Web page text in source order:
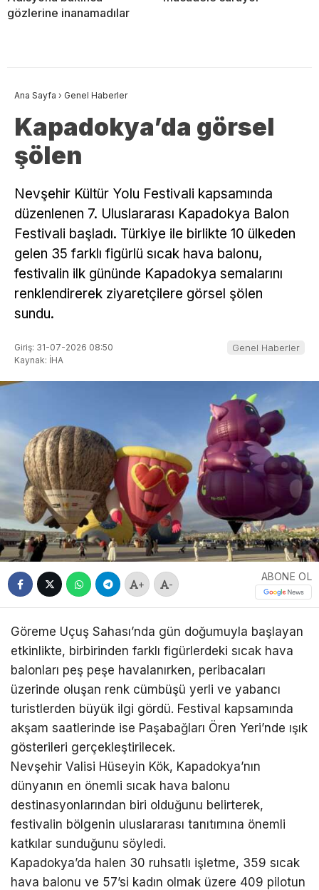
gözlerine inanamadılar
Ana Sayfa › Genel Haberler
Kapadokya’da görsel
şölen
Nevşehir Kültür Yolu Festivali kapsamında
düzenlenen 7. Uluslararası Kapadokya Balon
Festivali başladı. Türkiye ile birlikte 10 ülkeden
gelen 35 farklı figürlü sıcak hava balonu,
festivalin ilk gününde Kapadokya semalarını
renklendirerek ziyaretçilere görsel şölen
sundu.
Giriş: 31-07-2026 08:50
Kaynak: İHA
Genel Haberler
+ -
ABONE OL
Göreme Uçuş Sahası’nda gün doğumuyla başlayan
etkinlikte, birbirinden farklı figürlerdeki sıcak hava
balonları peş peşe havalanırken, peribacaları
üzerinde oluşan renk cümbüşü yerli ve yabancı
turistlerden büyük ilgi gördü. Festival kapsamında
akşam saatlerinde ise Paşabağları Ören Yeri’nde ışık
gösterileri gerçekleştirilecek.
Nevşehir Valisi Hüseyin Kök, Kapadokya’nın
dünyanın en önemli sıcak hava balonu
destinasyonlarından biri olduğunu belirterek,
festivalin bölgenin uluslararası tanıtımına önemli
katkılar sunduğunu söyledi.
Kapadokya’da halen 30 ruhsatlı işletme, 359 sıcak
hava balonu ve 57’si kadın olmak üzere 409 pilotun